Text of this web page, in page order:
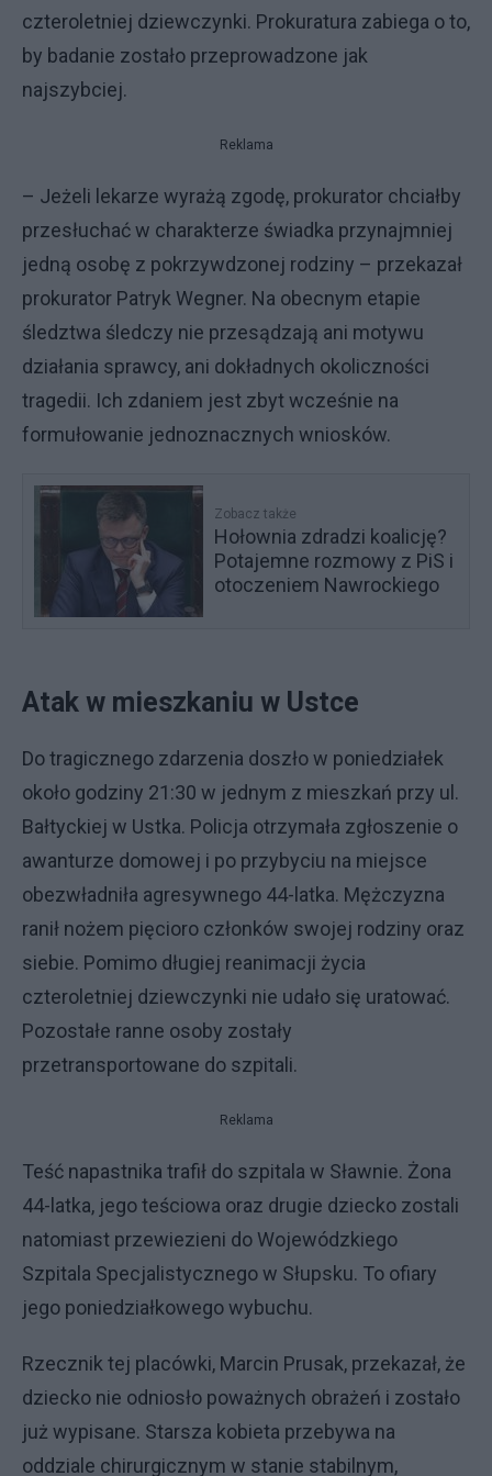
czteroletniej dziewczynki. Prokuratura zabiega o to,
by badanie zostało przeprowadzone jak
najszybciej.
Reklama
– Jeżeli lekarze wyrażą zgodę, prokurator chciałby
przesłuchać w charakterze świadka przynajmniej
jedną osobę z pokrzywdzonej rodziny – przekazał
prokurator Patryk Wegner. Na obecnym etapie
śledztwa śledczy nie przesądzają ani motywu
działania sprawcy, ani dokładnych okoliczności
tragedii. Ich zdaniem jest zbyt wcześnie na
formułowanie jednoznacznych wniosków.
Zobacz także
Hołownia zdradzi koalicję?
Potajemne rozmowy z PiS i
otoczeniem Nawrockiego
Atak w mieszkaniu w Ustce
Do tragicznego zdarzenia doszło w poniedziałek
około godziny 21:30 w jednym z mieszkań przy ul.
Bałtyckiej w Ustka. Policja otrzymała zgłoszenie o
awanturze domowej i po przybyciu na miejsce
obezwładniła agresywnego 44-latka. Mężczyzna
ranił nożem pięcioro członków swojej rodziny oraz
siebie. Pomimo długiej reanimacji życia
czteroletniej dziewczynki nie udało się uratować.
Pozostałe ranne osoby zostały
przetransportowane do szpitali.
Reklama
Teść napastnika trafił do szpitala w Sławnie. Żona
44-latka, jego teściowa oraz drugie dziecko zostali
natomiast przewiezieni do Wojewódzkiego
Szpitala Specjalistycznego w Słupsku. To ofiary
jego poniedziałkowego wybuchu.
Rzecznik tej placówki, Marcin Prusak, przekazał, że
dziecko nie odniosło poważnych obrażeń i zostało
już wypisane. Starsza kobieta przebywa na
oddziale chirurgicznym w stanie stabilnym,